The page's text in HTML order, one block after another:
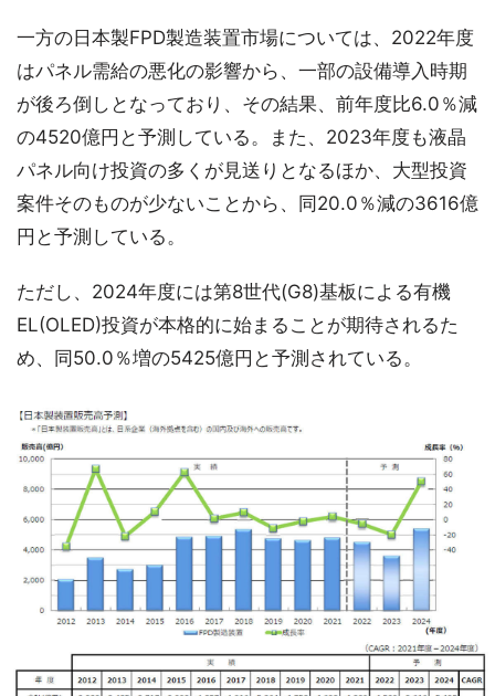
一方の日本製FPD製造装置市場については、2022年度
はパネル需給の悪化の影響から、一部の設備導入時期
が後ろ倒しとなっており、その結果、前年度比6.0％減
の4520億円と予測している。また、2023年度も液晶
パネル向け投資の多くが見送りとなるほか、大型投資
案件そのものが少ないことから、同20.0％減の3616億
円と予測している。
ただし、2024年度には第8世代(G8)基板による有機
EL(OLED)投資が本格的に始まることが期待されるた
め、同50.0％増の5425億円と予測されている。